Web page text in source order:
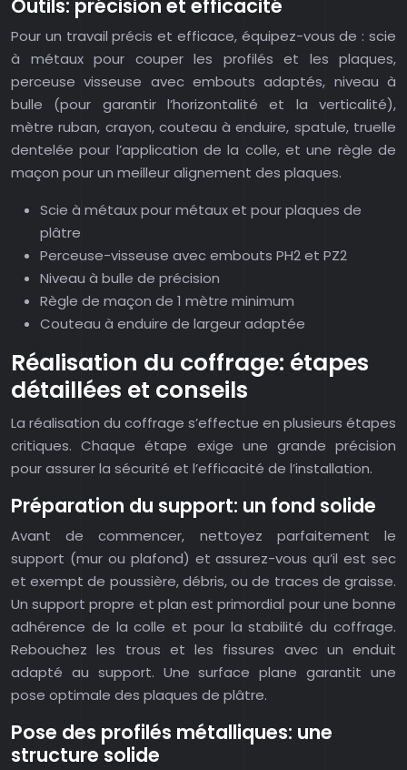
Outils: précision et efficacité
Pour un travail précis et efficace, équipez-vous de : scie
à métaux pour couper les profilés et les plaques,
perceuse visseuse avec embouts adaptés, niveau à
bulle (pour garantir l’horizontalité et la verticalité),
mètre ruban, crayon, couteau à enduire, spatule, truelle
dentelée pour l’application de la colle, et une règle de
maçon pour un meilleur alignement des plaques.
Scie à métaux pour métaux et pour plaques de
plâtre
Perceuse-visseuse avec embouts PH2 et PZ2
Niveau à bulle de précision
Règle de maçon de 1 mètre minimum
Couteau à enduire de largeur adaptée
Réalisation du coffrage: étapes
détaillées et conseils
La réalisation du coffrage s’effectue en plusieurs étapes
critiques. Chaque étape exige une grande précision
pour assurer la sécurité et l’efficacité de l’installation.
Préparation du support: un fond solide
Avant de commencer, nettoyez parfaitement le
support (mur ou plafond) et assurez-vous qu’il est sec
et exempt de poussière, débris, ou de traces de graisse.
Un support propre et plan est primordial pour une bonne
adhérence de la colle et pour la stabilité du coffrage.
Rebouchez les trous et les fissures avec un enduit
adapté au support. Une surface plane garantit une
pose optimale des plaques de plâtre.
Pose des profilés métalliques: une
structure solide